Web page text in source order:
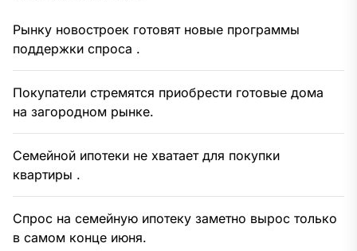
Рынку новостроек готовят новые программы
поддержки спроса .
Покупатели стремятся приобрести готовые дома
на загородном рынке.
Семейной ипотеки не хватает для покупки
квартиры .
Спрос на семейную ипотеку заметно вырос только
в самом конце июня.